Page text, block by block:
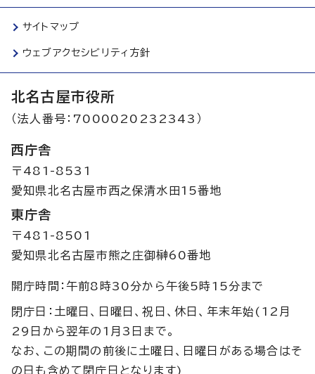
サイトマップ
ウェブアクセシビリティ方針
北名古屋市役所
（法人番号：7000020232343）
西庁舎
〒481-8531
愛知県北名古屋市西之保清水田15番地
東庁舎
〒481-8501
愛知県北名古屋市熊之庄御榊60番地
開庁時間：午前8時30分から午後5時15分まで
閉庁日：土曜日、日曜日、祝日、休日、年末年始(12月
29日から翌年の1月3日まで。
なお、この期間の前後に土曜日、日曜日がある場合はそ
の日も含めて閉庁日となります)